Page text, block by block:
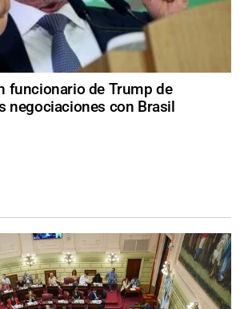
funcionario de Trump de
negociaciones con Brasil